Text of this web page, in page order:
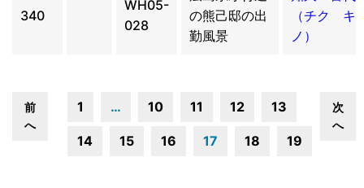
340
WH05-
028
の熊己邸の出
勤風景
（チク キ
ノ）
前
へ
1 … 10 11 12 13
14 15 16 17 18 19
次
へ